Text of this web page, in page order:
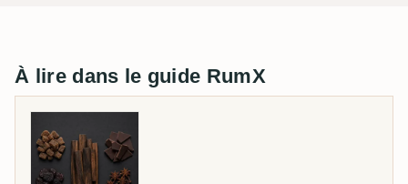
À lire dans le guide RumX